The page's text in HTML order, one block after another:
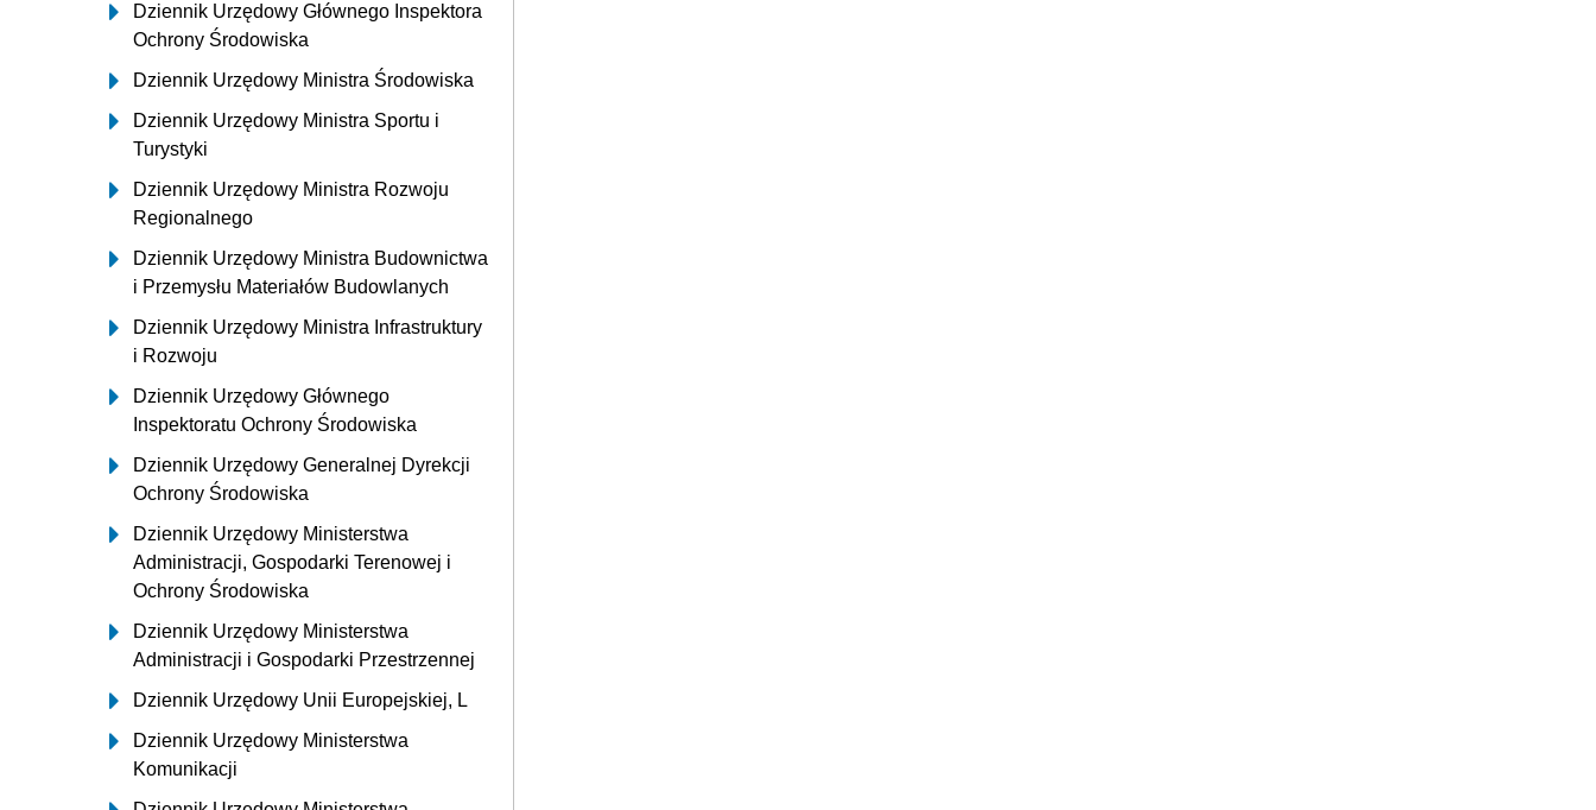
Dziennik Urzędowy Głównego Inspektora
Ochrony Środowiska
Dziennik Urzędowy Ministra Środowiska
Dziennik Urzędowy Ministra Sportu i
Turystyki
Dziennik Urzędowy Ministra Rozwoju
Regionalnego
Dziennik Urzędowy Ministra Budownictwa
i Przemysłu Materiałów Budowlanych
Dziennik Urzędowy Ministra Infrastruktury
i Rozwoju
Dziennik Urzędowy Głównego
Inspektoratu Ochrony Środowiska
Dziennik Urzędowy Generalnej Dyrekcji
Ochrony Środowiska
Dziennik Urzędowy Ministerstwa
Administracji, Gospodarki Terenowej i
Ochrony Środowiska
Dziennik Urzędowy Ministerstwa
Administracji i Gospodarki Przestrzennej
Dziennik Urzędowy Unii Europejskiej, L
Dziennik Urzędowy Ministerstwa
Komunikacji